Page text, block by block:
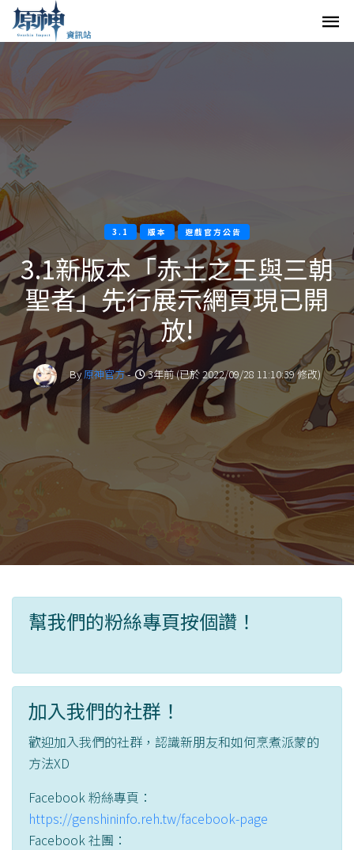
3.1 版本 遊戲官方公告
3.1新版本「赤土之王與三朝
聖者」先行展示網頁現已開
放!
By原神官方- 3年前 (已於 2022/09/28 11:10:39 修改)
幫我們的粉絲專頁按個讚！
加入我們的社群！
歡迎加入我們的社群，認識新朋友和如何烹煮派蒙的
方法XD
Facebook 粉絲專頁：
https://genshininfo.reh.tw/facebook-page
Facebook 社團：